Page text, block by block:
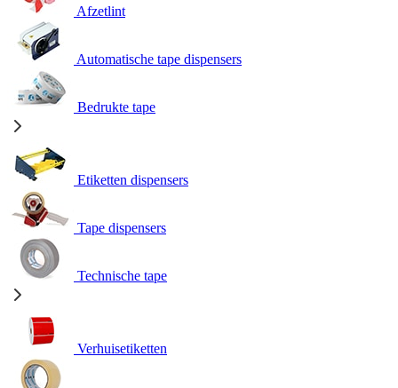
Afzetlint
Automatische tape dispensers
Bedrukte tape
Etiketten dispensers
Tape dispensers
Technische tape
Verhuisetiketten